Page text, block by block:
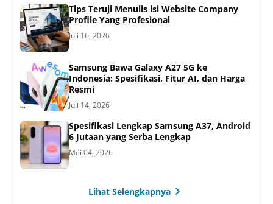
Tips Teruji Menulis isi Website Company
Profile Yang Profesional
Juli 16, 2026
Samsung Bawa Galaxy A27 5G ke
Indonesia: Spesifikasi, Fitur AI, dan Harga
Resmi
Juli 14, 2026
Spesifikasi Lengkap Samsung A37, Android
6 Jutaan yang Serba Lengkap
Mei 04, 2026
Lihat Selengkapnya